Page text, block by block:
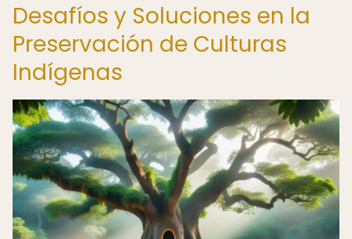
Desafíos y Soluciones en la
Preservación de Culturas
Indígenas